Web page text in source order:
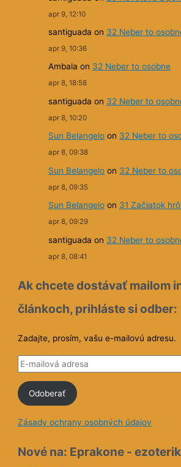
apr 9, 12:10
santiguada on 32 Neber to
apr 9, 10:36
Ambala on 32 Neber to osobne
apr 8, 18:58
santiguada on 32 Neber to
apr 8, 10:20
Sun Belangelo on 32 Neber to
apr 8, 09:38
Sun Belangelo on 32 Neber to
apr 8, 09:35
Sun Belangelo on 31 Začiatok
apr 8, 09:29
santiguada on 32 Neber to
apr 8, 08:41
Ak chcete dostávať mailom
článkoch, prihláste si odber:
Zadajte, prosím, vašu e-mailovú adresu.
E
m
i
l
Odoberať
Zásady ochrany osobných údajov
Nové na: Eprakone -